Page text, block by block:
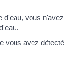
d'eau, vous
vous avez